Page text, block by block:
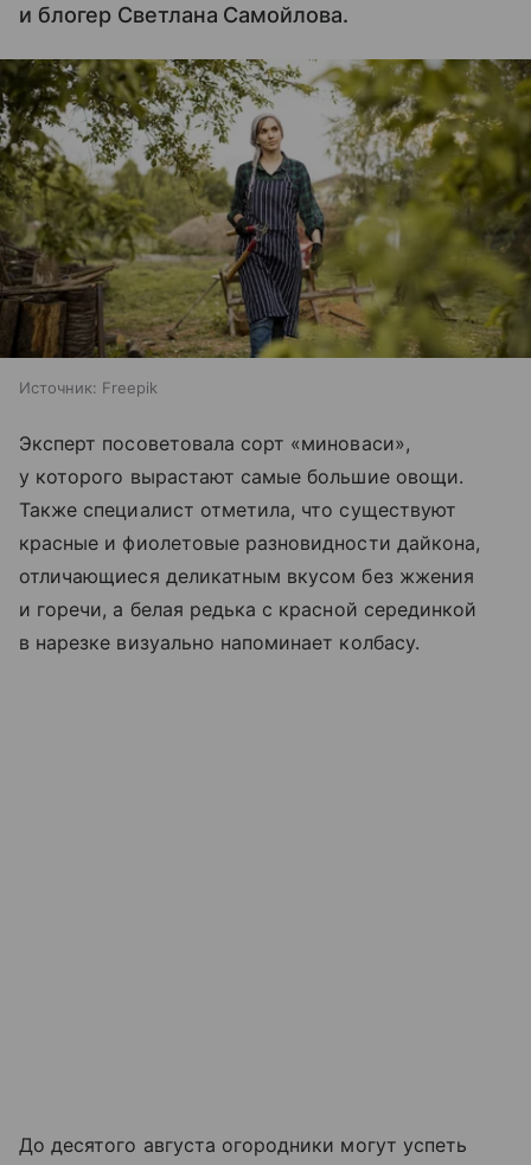
и блогер Светлана Самойлова.
Источник: Freepik
Эксперт посоветовала сорт «миноваси»,
у которого вырастают самые большие овощи.
Также специалист отметила, что существуют
красные и фиолетовые разновидности дайкона,
отличающиеся деликатным вкусом без жжения
и горечи, а белая редька с красной серединкой
в нарезке визуально напоминает колбасу.
До десятого августа огородники могут успеть